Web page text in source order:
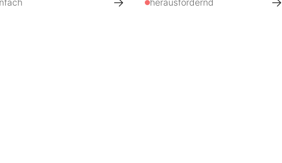
herausfordernd